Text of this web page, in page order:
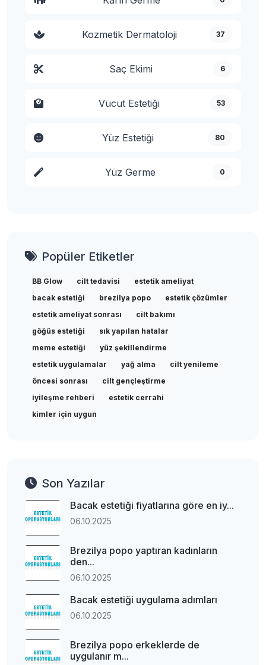
Kozmetik Dermatoloji 37
Saç Ekimi 6
Vücut Estetiği 53
Yüz Estetiği 80
Yüz Germe 0
Popüler Etiketler
BB Glow cilt tedavisi
estetik ameliyat
bacak estetiği
brezilya popo
estetik çözümler
estetik ameliyat sonrası
cilt bakımı
göğüs estetiği
sık yapılan hatalar
meme estetiği
yüz şekillendirme
estetik uygulamalar
yağ alma
cilt yenileme
öncesi sonrası
cilt gençleştirme
iyileşme rehberi
estetik cerrahi
kimler için uygun
Son Yazılar
Bacak estetiği fiyatlarına göre en iy...
06.10.2025
Brezilya popo yaptıran kadınların
den...
06.10.2025
Bacak estetiği uygulama adımları
06.10.2025
Brezilya popo erkeklerde de
uygulanır m...